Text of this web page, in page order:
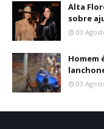
Alta
sobre
03
Homem
03